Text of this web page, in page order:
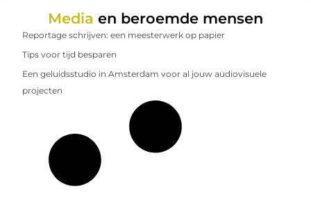
Media en beroemde mensen
Reportage schrijven: een meesterwerk op papier
Tips voor tijd besparen
Een geluidsstudio in Amsterdam voor al jouw audiovisuele
projecten